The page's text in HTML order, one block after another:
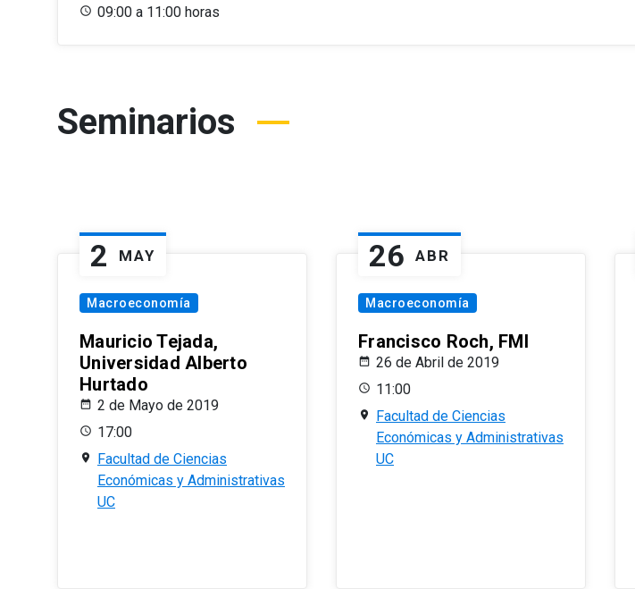
09:00 a 11:00 horas
Seminarios
2 MAY
Macroeconomía
Mauricio Tejada,
Universidad Alberto
Hurtado
2 de Mayo de 2019
17:00
Facultad de Ciencias
Económicas y Administrativas
UC
26 ABR
Macroeconomía
Francisco Roch, FMI
26 de Abril de 2019
11:00
Facultad de Ciencias
Económicas y Administrativas
UC